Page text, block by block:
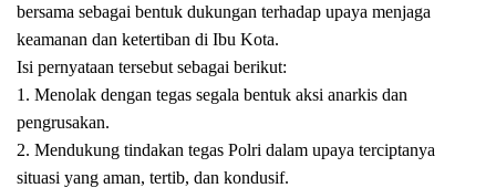
bersama sebagai bentuk dukungan terhadap upaya menjaga
keamanan dan ketertiban di Ibu Kota.
Isi pernyataan tersebut sebagai berikut:
1. Menolak dengan tegas segala bentuk aksi anarkis dan
pengrusakan.
2. Mendukung tindakan tegas Polri dalam upaya terciptanya
situasi yang aman, tertib, dan kondusif.